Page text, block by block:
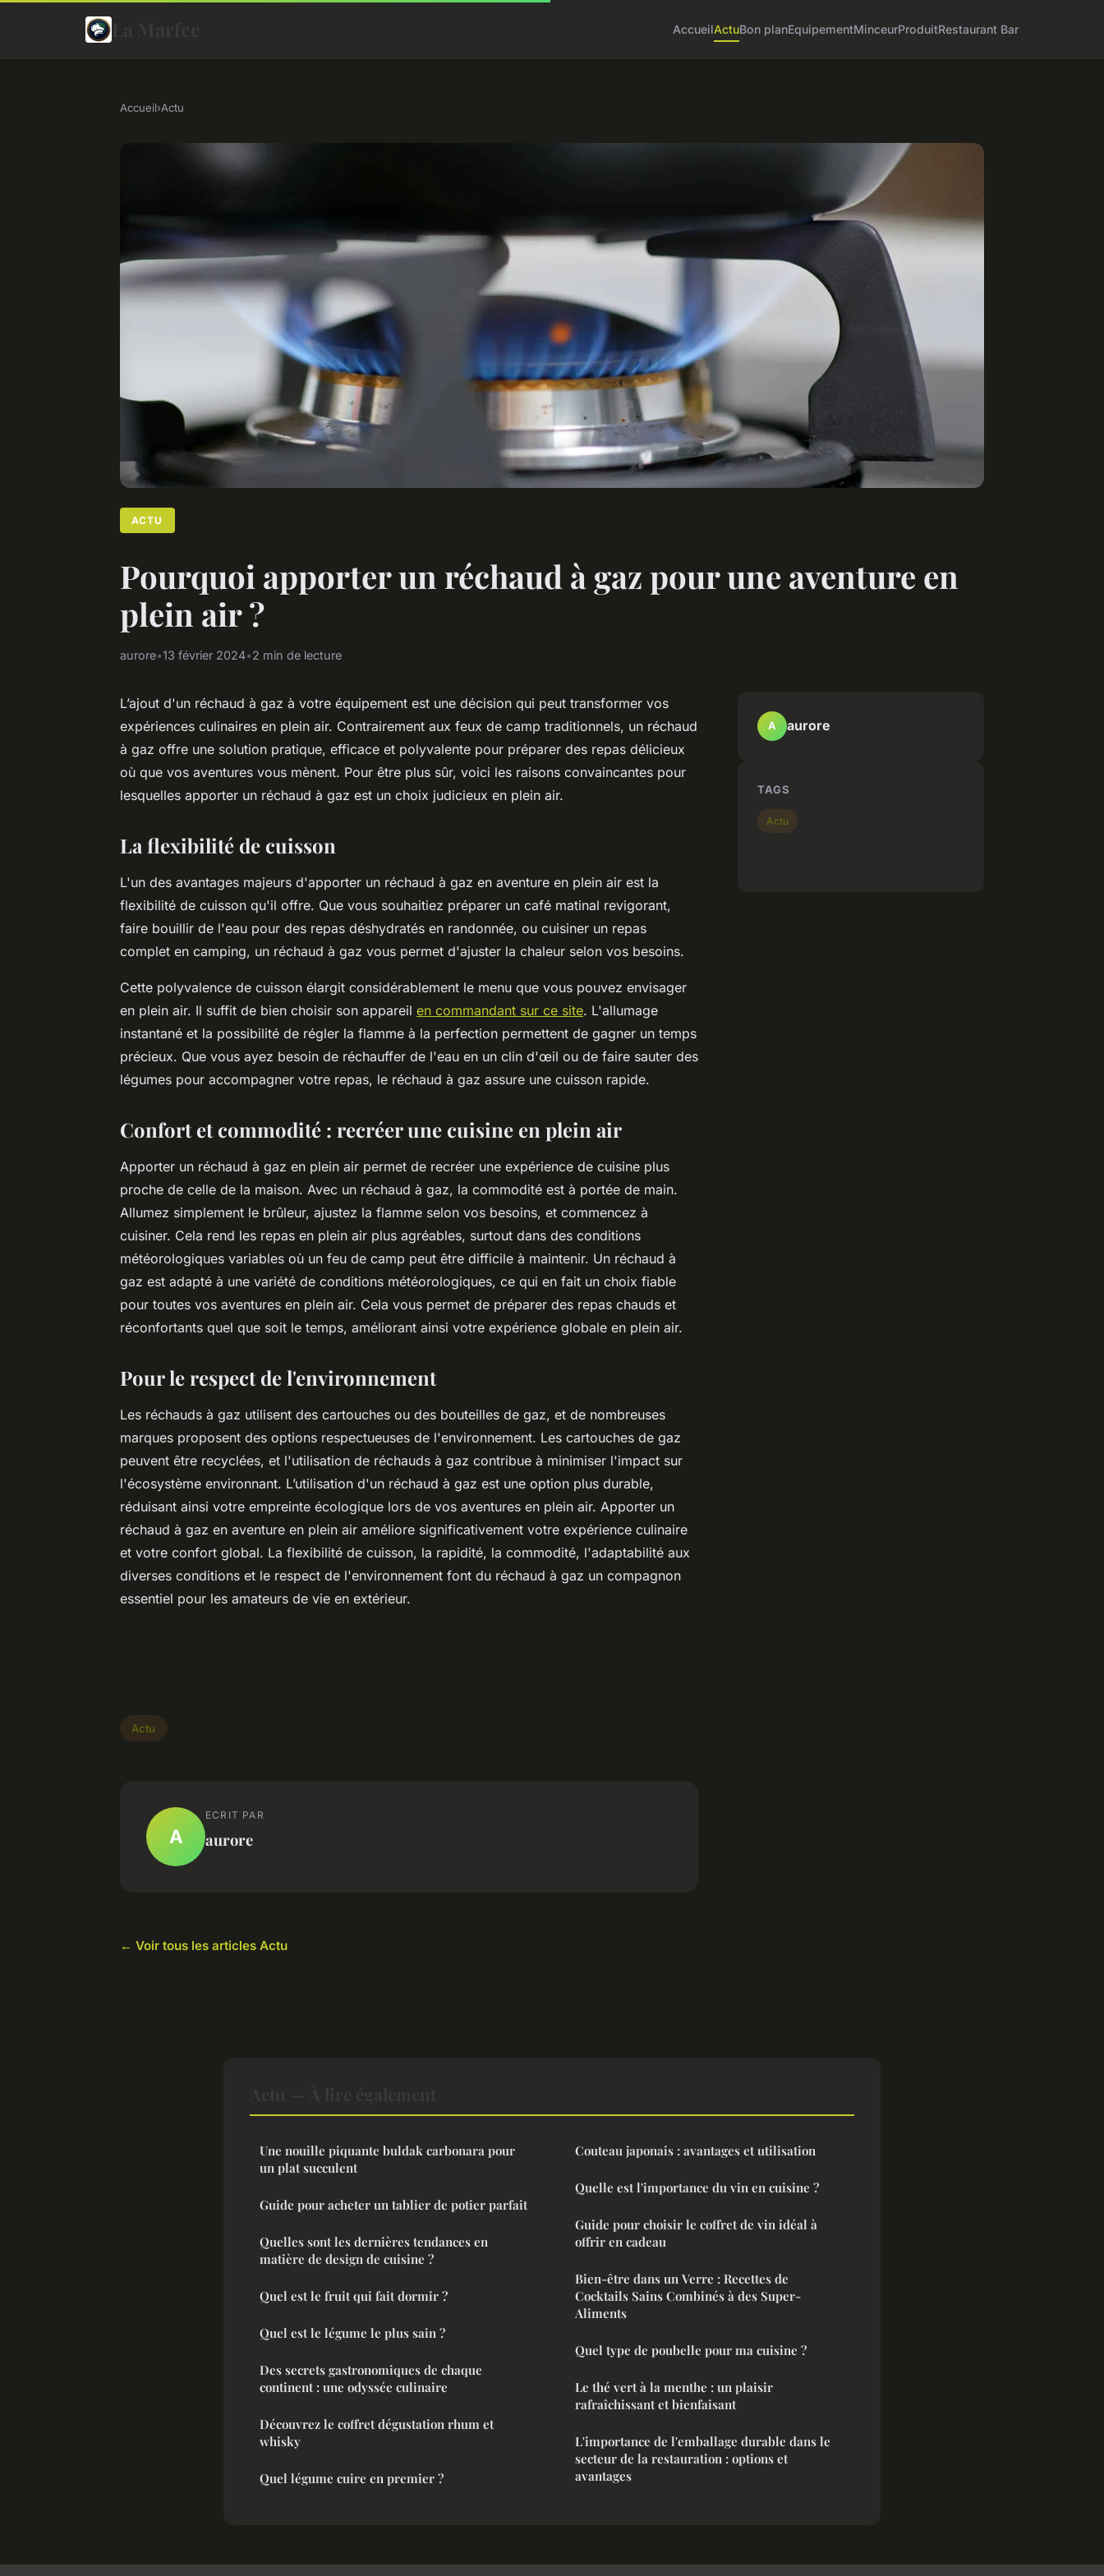
AccueilActuBon planEquipementMinceurProduitRestaurant Bar
Accueil›Actu
ACTU
Pourquoi apporter un réchaud à gaz pour une aventure en
plein air ?
aurore•13 février 2024•2 min de lecture
L’ajout d'un réchaud à gaz à votre équipement est une décision qui peut transformer vos
expériences culinaires en plein air. Contrairement aux feux de camp traditionnels, un réchaud
à gaz offre une solution pratique, efficace et polyvalente pour préparer des repas délicieux
où que vos aventures vous mènent. Pour être plus sûr, voici les raisons convaincantes pour
lesquelles apporter un réchaud à gaz est un choix judicieux en plein air.
La flexibilité de cuisson
L'un des avantages majeurs d'apporter un réchaud à gaz en aventure en plein air est la
flexibilité de cuisson qu'il offre. Que vous souhaitiez préparer un café matinal revigorant,
faire bouillir de l'eau pour des repas déshydratés en randonnée, ou cuisiner un repas
complet en camping, un réchaud à gaz vous permet d'ajuster la chaleur selon vos besoins.
Cette polyvalence de cuisson élargit considérablement le menu que vous pouvez envisager
en plein air. Il suffit de bien choisir son appareil en commandant sur ce site. L'allumage
instantané et la possibilité de régler la flamme à la perfection permettent de gagner un temps
précieux. Que vous ayez besoin de réchauffer de l'eau en un clin d'œil ou de faire sauter des
légumes pour accompagner votre repas, le réchaud à gaz assure une cuisson rapide.
Confort et commodité : recréer une cuisine en plein air
Apporter un réchaud à gaz en plein air permet de recréer une expérience de cuisine plus
proche de celle de la maison. Avec un réchaud à gaz, la commodité est à portée de main.
Allumez simplement le brûleur, ajustez la flamme selon vos besoins, et commencez à
cuisiner. Cela rend les repas en plein air plus agréables, surtout dans des conditions
météorologiques variables où un feu de camp peut être difficile à maintenir. Un réchaud à
gaz est adapté à une variété de conditions météorologiques, ce qui en fait un choix fiable
pour toutes vos aventures en plein air. Cela vous permet de préparer des repas chauds et
réconfortants quel que soit le temps, améliorant ainsi votre expérience globale en plein air.
Pour le respect de l'environnement
Les réchauds à gaz utilisent des cartouches ou des bouteilles de gaz, et de nombreuses
marques proposent des options respectueuses de l'environnement. Les cartouches de gaz
peuvent être recyclées, et l'utilisation de réchauds à gaz contribue à minimiser l'impact sur
l'écosystème environnant. L’utilisation d'un réchaud à gaz est une option plus durable,
réduisant ainsi votre empreinte écologique lors de vos aventures en plein air. Apporter un
réchaud à gaz en aventure en plein air améliore significativement votre expérience culinaire
et votre confort global. La flexibilité de cuisson, la rapidité, la commodité, l'adaptabilité aux
diverses conditions et le respect de l'environnement font du réchaud à gaz un compagnon
essentiel pour les amateurs de vie en extérieur.
Actu
A
ECRIT PAR
aurore
← Voir tous les articles Actu
A aurore
TAGS
Actu
Une nouille piquante buldak carbonara pour
un plat succulent
Guide pour acheter un tablier de potier parfait
Quelles sont les dernières tendances en
matière de design de cuisine ?
Quel est le fruit qui fait dormir ?
Quel est le légume le plus sain ?
Des secrets gastronomiques de chaque
continent : une odyssée culinaire
Découvrez le coffret dégustation rhum et
whisky
Quel légume cuire en premier ?
Couteau japonais : avantages et utilisation
Quelle est l'importance du vin en cuisine ?
Guide pour choisir le coffret de vin idéal à
offrir en cadeau
Bien-être dans un Verre : Recettes de
Cocktails Sains Combinés à des Super-
Aliments
Quel type de poubelle pour ma cuisine ?
Le thé vert à la menthe : un plaisir
rafraîchissant et bienfaisant
L'importance de l'emballage durable dans le
secteur de la restauration : options et
avantages